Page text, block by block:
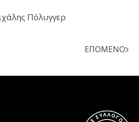
Πόλυγγερ
ΕΠΌΜΕΝΟ